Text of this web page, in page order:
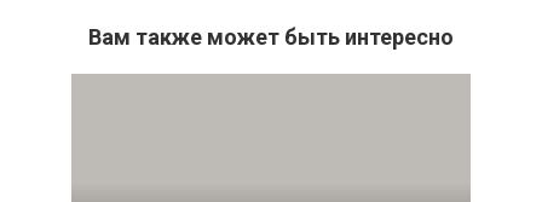
Вам также может быть интересно